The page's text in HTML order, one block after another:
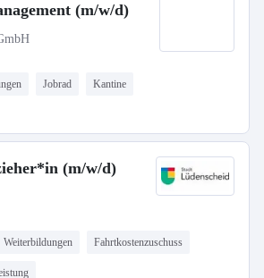
(m/w/d)
Jobrad Kantine
(m/w/d)
Weiterbildungen Fahrtkostenzuschuss